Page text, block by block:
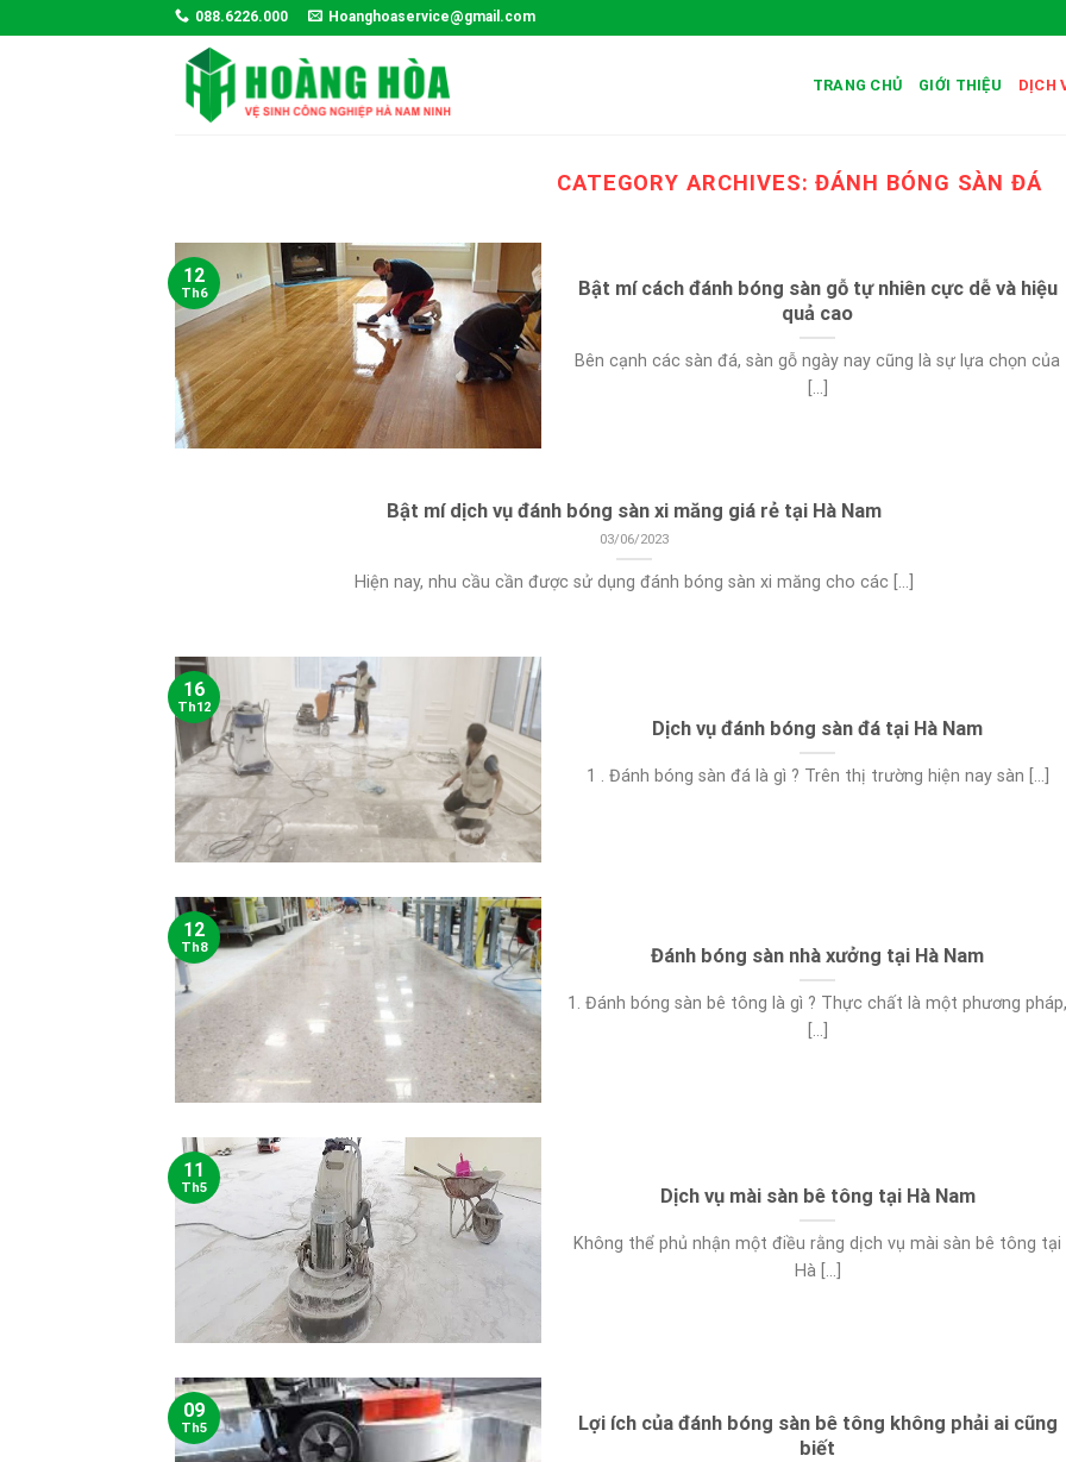
to
088.6226.000 Hoanghoaservice@gmail.com
TRANG CHỦ GIỚI THIỆU DỊCH
CATEGORY ARCHIVES:ĐÁNH BÓNG SÀN ĐÁ
Bật mí cách đánh bóng sàn gỗ tự nhiên cực dễ và hiệu
quả cao
Bên cạnh các sàn đá, sàn gỗ ngày nay cũng là sự lựa chọn của
[...]
12
Th6
Bật mí dịch vụ đánh bóng sàn xi măng giá rẻ tại Hà Nam
03/06/2023
Hiện nay, nhu cầu cần được sử dụng đánh bóng sàn xi măng cho các [...]
Dịch vụ đánh bóng sàn đá tại Hà Nam
1 . Đánh bóng sàn đá là gì ? Trên thị trường hiện nay sàn [...]
16
Th12
Đánh bóng sàn nhà xưởng tại Hà Nam
1. Đánh bóng sàn bê tông là gì ? Thực chất là một phương
[...]
12
Th8
Dịch vụ mài sàn bê tông tại Hà Nam
Không thể phủ nhận một điều rằng dịch vụ mài sàn bê tông tại
Hà [...]
11
Th5
Lợi ích của đánh bóng sàn bê tông không phải ai cũng
biết
09
Th5